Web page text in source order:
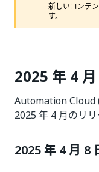
新しいコンテ
す。
2025 年 4 月
Automation Cloud
2025 年 4 月のリ
2025 年 4 月 8